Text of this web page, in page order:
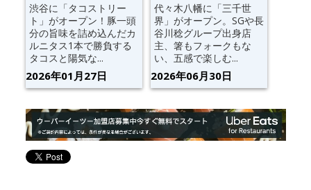
渋谷に「タコストリー
ト」がオープン！豚一頭
分の旨味を詰め込んだカ
ルニタス1本で勝負する
タコスと陽気な...
2026年01月27日
代々木八幡に「三千世
界」がオープン。SGや長
谷川稔グループ出身店
主、箸もフォークもな
い、五感で楽しむ...
2026年06月30日